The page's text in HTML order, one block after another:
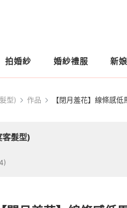
拍婚紗 婚紗禮服 新
型) 作品 【閉月羞花】線條感
髮型)